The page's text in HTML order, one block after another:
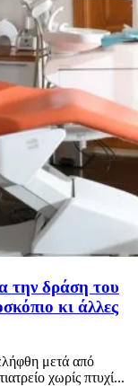
την δράση του
κι άλλες
μετά από
χωρίς πτυχί...